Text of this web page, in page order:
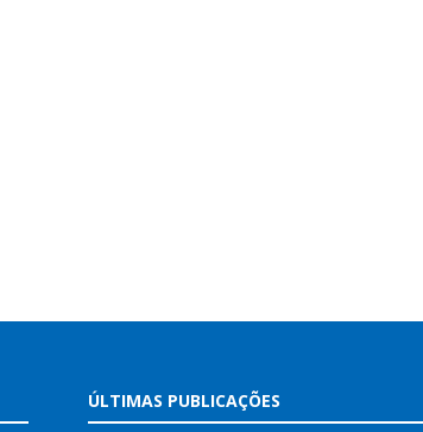
ÚLTIMAS PUBLICAÇÕES